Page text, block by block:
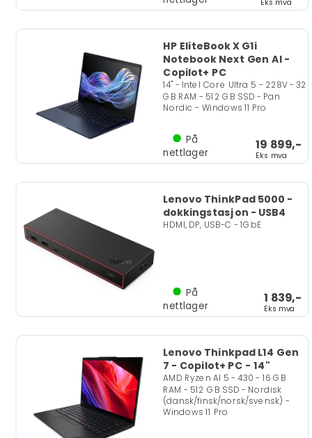
Eks mva
HP EliteBook X G1i
Notebook Next Gen AI -
Copilot+ PC
14" - Intel Core Ultra 5 - 228V - 32
GB RAM - 512 GB SSD - Pan
Nordic - Windows 11 Pro
19 899,-
Eks mva
På
nettlager
Lenovo ThinkPad 5000 -
dokkingstasjon - USB4
HDMI, DP, USB-C - 1GbE
1 839,-
Eks mva
På
nettlager
Lenovo Thinkpad L14 Gen
7 - Copilot+ PC - 14"
AMD Ryzen AI 5 - 430 - 16 GB
RAM - 512 GB SSD - Nordisk
(dansk/finsk/norsk/svensk) -
Windows 11 Pro